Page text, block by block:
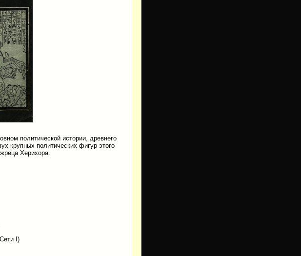
политической истории, древнего
крупных политических фигур этого
Херихора.
I)